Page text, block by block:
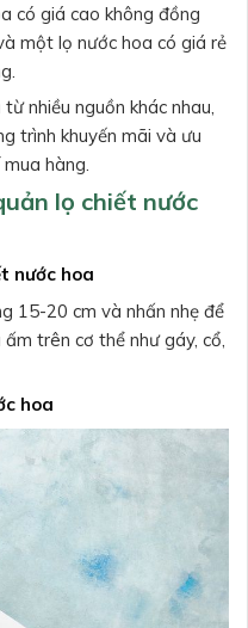
có giá cao không đồng
một lọ nước hoa có giá rẻ
nhiều nguồn khác nhau,
trình khuyến mãi và ưu
hàng.
lọ chiết nước
nước hoa
15-20 cm và nhấn nhẹ để
trên cơ thể như gáy, cổ,
hoa